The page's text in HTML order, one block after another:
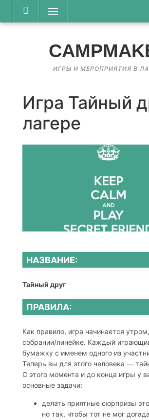
содержимому
Меню
ИГРЫ И МЕРОПРИЯТИЯ В
Игра Тайный
лагере
НАЗВАНИЕ:
Тайный друг
ПРАВИЛА:
Как правило, игра начинается
собрании/линейке. Каждый
бумажку с именем одного из
Теперь вы для этого человека —
С этого момента и до конца игры у
основные задачи:
делать приятные сюрпризы
но так, чтобы тот не мог